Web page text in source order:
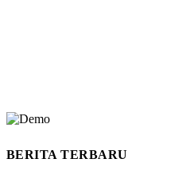
BERITA TERBARU